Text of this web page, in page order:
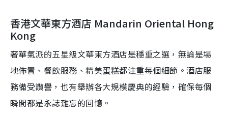
香港文華東方酒店 Mandarin Oriental Hong
Kong
奢華氣派的五星級文華東方酒店是穩重之選，無論是場
地佈置、餐飲服務、精美蛋糕都注重每個細節。酒店服
務備受讚譽，也有舉辦各大規模慶典的經驗，確保每個
瞬間都是永誌難忘的回憶。